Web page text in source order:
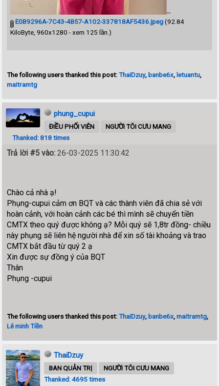
--
E0B9296A-7C43-4B57-A102-337818AF5436.jpeg(92.84
KiloByte, 960x1280 - xem 125 lần.)
The following users thanked this post:ThaiDzuy, banbe6x, letuantu,
maitramtg
phung_cupui
ĐIỀU PHỐI VIÊN
NGƯỜI TÔI CƯU MANG
Thanked: 818 times
Trả lời #5 vào: 26-03-2025 11:30:42
Chào cả nhà ạ!
Phụng-cupui cảm ơn BQT và các thành viên đã chia sẻ với
hoàn cảnh, với hoàn cảnh các bé thì mình sẽ chuyển tiền
CMTX theo quý được không ạ? Mỗi quý sẽ 1,8tr đồng- chiều
này phụng sẽ liên hệ người nhà để xin số tài khoảng và trao
CMTX bắt đầu từ quý 2 ạ
Xin được sự đồng ý của BQT
Thân
Phụng -cupui
The following users thanked this post:ThaiDzuy, banbe6x,maitramtg,
Lê minh Tiền
ThaiDzuy
BAN QUẢN TRỊ
NGƯỜI TÔI CƯU MANG
Thanked: 4695 times